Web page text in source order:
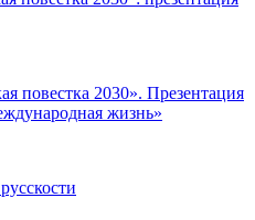
повестка 2030». Презентация
жизнь»